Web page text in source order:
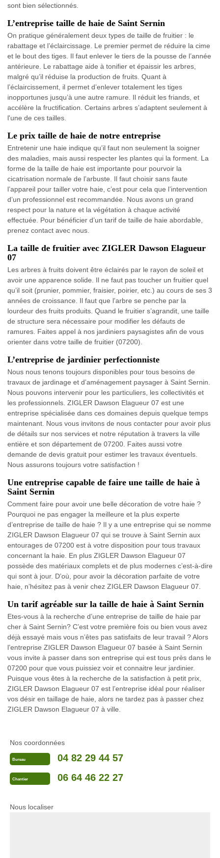
sont bien sélectionnés.
L’entreprise taille de haie de Saint Sernin
On pratique généralement deux types de taille de fruitier : le
rabattage et l’éclaircissage. Le premier permet de réduire la cime
et le bout des tiges. Il faut enlever le tiers de la pousse de l’année
antérieure. Le rabattage aide à tonifier et épaissir les arbres,
malgré qu’il réduise la production de fruits. Quant à
l’éclaircissement, il permet d’enlever totalement les tiges
inopportunes jusqu’à une autre ramure. Il réduit les friands, et
accélère la fructification. Certains arbres s’adaptent seulement à
l'une de ces tailles.
Le prix taille de haie de notre entreprise
Entretenir une haie indique qu’il faut non seulement la soigner
des maladies, mais aussi respecter les plantes qui la forment. La
forme de la taille de haie est importante pour pourvoir la
cicatrisation normale de l’arbuste. Il faut choisir sans faute
l’appareil pour tailler votre haie, c’est pour cela que l’intervention
d’un professionnel est recommandée. Nous avons un grand
respect pour la nature et la végétation à chaque activité
effectuée. Pour bénéficier d’un tarif de taille de haie abordable,
prenez contact avec nous.
La taille de fruitier avec ZIGLER Dawson Elagueur
07
Les arbres à fruits doivent être éclairés par le rayon de soleil et
avoir une apparence solide. Il ne faut pas toucher un fruitier quel
qu’il soit (prunier, pommier, fraisier, poirier, etc.) au cours de ses 3
années de croissance. Il faut que l’arbre se penche par la
lourdeur des fruits produits. Quand le fruitier s’agrandit, une taille
de structure sera nécessaire pour modifier les défauts de
ramures. Faites appel à nos jardiniers paysagistes afin de vous
orienter dans votre taille de fruitier (07200).
L’entreprise de jardinier perfectionniste
Nous nous tenons toujours disponibles pour tous besoins de
travaux de jardinage et d’aménagement paysager à Saint Sernin.
Nous pouvons intervenir pour les particuliers, les collectivités et
les professionnels. ZIGLER Dawson Elagueur 07 est une
entreprise spécialisée dans ces domaines depuis quelque temps
maintenant. Nous vous invitons de nous contacter pour avoir plus
de détails sur nos services et notre réputation à travers la ville
entière et son département de 07200. Faites aussi votre
demande de devis gratuit pour estimer les travaux éventuels.
Nous assurons toujours votre satisfaction !
Une entreprise capable de faire une taille de haie à
Saint Sernin
Comment faire pour avoir une belle décoration de votre haie ?
Pourquoi ne pas engager la meilleure et la plus experte
d’entreprise de taille de haie ? Il y a une entreprise qui se nomme
ZIGLER Dawson Elagueur 07 qui se trouve à Saint Sernin aux
entourages de 07200 est à votre disposition pour tous travaux
concernant la haie. En plus ZIGLER Dawson Elagueur 07
possède des matériaux complets et de plus modernes c’est-à-dire
qui sont à jour. D’où, pour avoir la décoration parfaite de votre
haie, n’hésitez pas à venir chez ZIGLER Dawson Elagueur 07.
Un tarif agréable sur la taille de haie à Saint Sernin
Etes-vous à la recherche d’une entreprise de taille de haie par
cher à Saint Sernin? C’est votre première fois ou bien vous avez
déjà essayé mais vous n’êtes pas satisfaits de leur travail ? Alors
l’entreprise ZIGLER Dawson Elagueur 07 basée à Saint Sernin
vous invite à passer dans son entreprise qui est tous près dans le
07200 pour que vous puissiez voir et connaitre leur jardinier.
Puisque vous êtes à la recherche de la satisfaction à petit prix,
ZIGLER Dawson Elagueur 07 est l’entreprise idéal pour réaliser
vos désir en taillage de haie, alors ne tardez pas à passer chez
ZIGLER Dawson Elagueur 07 à ville.
Nos coordonnées
Bureau 04 82 29 44 57
Chantier 06 64 46 22 27
Nous localiser